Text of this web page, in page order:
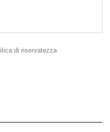
di riservatezza